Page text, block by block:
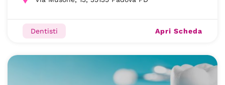
Dentisti Apri Scheda